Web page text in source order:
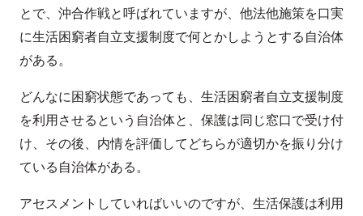
とで、沖合作戦と呼ばれていますが、他法他施策を口実
に生活困窮者自立支援制度で何とかしようとする自治体
がある。
どんなに困窮状態であっても、生活困窮者自立支援制度
を利用させるという自治体と、保護は同じ窓口で受け付
け、その後、内情を評価してどちらが適切かを振り分け
ている自治体がある。
アセスメントしていればいいのですが、生活保護は利用